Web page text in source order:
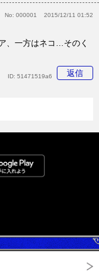
No: 000001 2015/12/11 01:52
、一方はネコ…そのく
返信
ID: 51471519a6